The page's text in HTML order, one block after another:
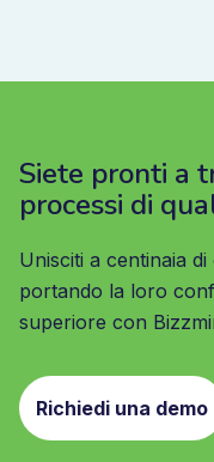
Siete pronti a
processi di
Unisciti a centinaia
portando la loro
superiore con
Richiedi una demo